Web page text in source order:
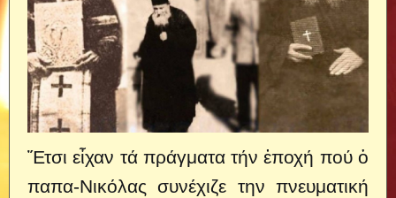
Ἔτσι εἶχαν τά πράγματα τήν ἐποχή πού ὁ
παπα-Νικόλας συνέχιζε την πνευματική